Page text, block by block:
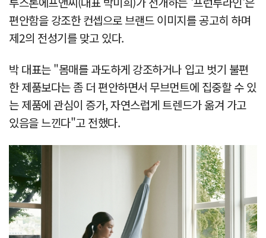
편안함을 강조한 컨셉으로 브랜드 이미지를 공고히 하며
제2의 전성기를 맞고 있다.
박 대표는 "몸매를 과도하게 강조하거나 입고 벗기 불편
한 제품보다는 좀 더 편안하면서 무브먼트에 집중할 수 있
는 제품에 관심이 증가, 자연스럽게 트렌드가 옮겨 가고
있음을 느낀다"고 전했다.